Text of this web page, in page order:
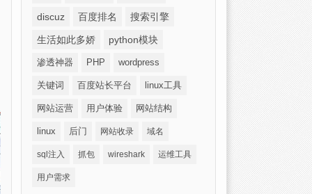
discuz 百度排名 搜索引擎
生活如此多娇 python模块
渗透神器 PHP wordpress
关键词 百度站长平台 linux工具
网站运营 用户体验 网站结构
linux 后门 网站收录 域名
sql注入 抓包 wireshark 运维工具
用户需求